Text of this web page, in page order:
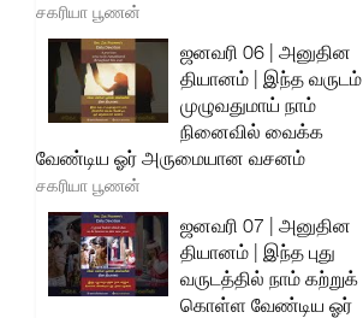
சகரியா பூணன்
ஜனவரி 06 | அனுதின
தியானம் | இந்த வருடம்
முழுவதுமாய் நாம்
நினைவில் வைக்க
வேண்டிய ஓர் அருமையான வசனம்
சகரியா பூணன்
ஜனவரி 07 | அனுதின
தியானம் | இந்த புது
வருடத்தில் நாம் கற்றுக்
கொள்ள வேண்டிய ஓர்